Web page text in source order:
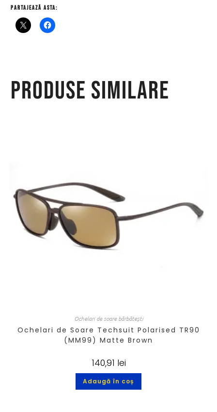
Partajează asta:
Produse similare
Ochelari de soare bărbătești
Ochelari de Soare Techsuit Polarised TR90
(MM99) Matte Brown
140,91 lei
Adaugă în coș